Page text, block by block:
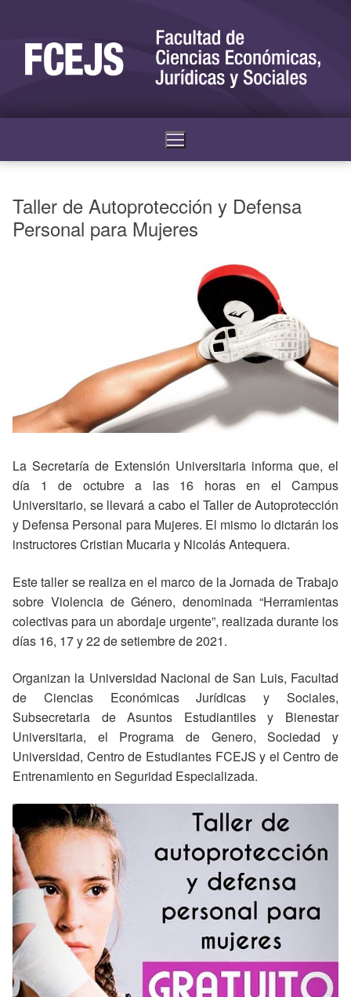
Taller de Autoprotección y Defensa
Personal para Mujeres
La Secretaría de Extensión Universitaria informa que, el
día 1 de octubre a las 16 horas en el Campus
Universitario, se llevará a cabo el Taller de Autoprotección
y Defensa Personal para Mujeres. El mismo lo dictarán los
instructores Cristian Mucaria y Nicolás Antequera.
Este taller se realiza en el marco de la Jornada de Trabajo
sobre Violencia de Género, denominada “Herramientas
colectivas para un abordaje urgente”, realizada durante los
días 16, 17 y 22 de setiembre de 2021.
Organizan la Universidad Nacional de San Luis, Facultad
de Ciencias Económicas Jurídicas y Sociales,
Subsecretaria de Asuntos Estudiantiles y Bienestar
Universitaria, el Programa de Genero, Sociedad y
Universidad, Centro de Estudiantes FCEJS y el Centro de
Entrenamiento en Seguridad Especializada.